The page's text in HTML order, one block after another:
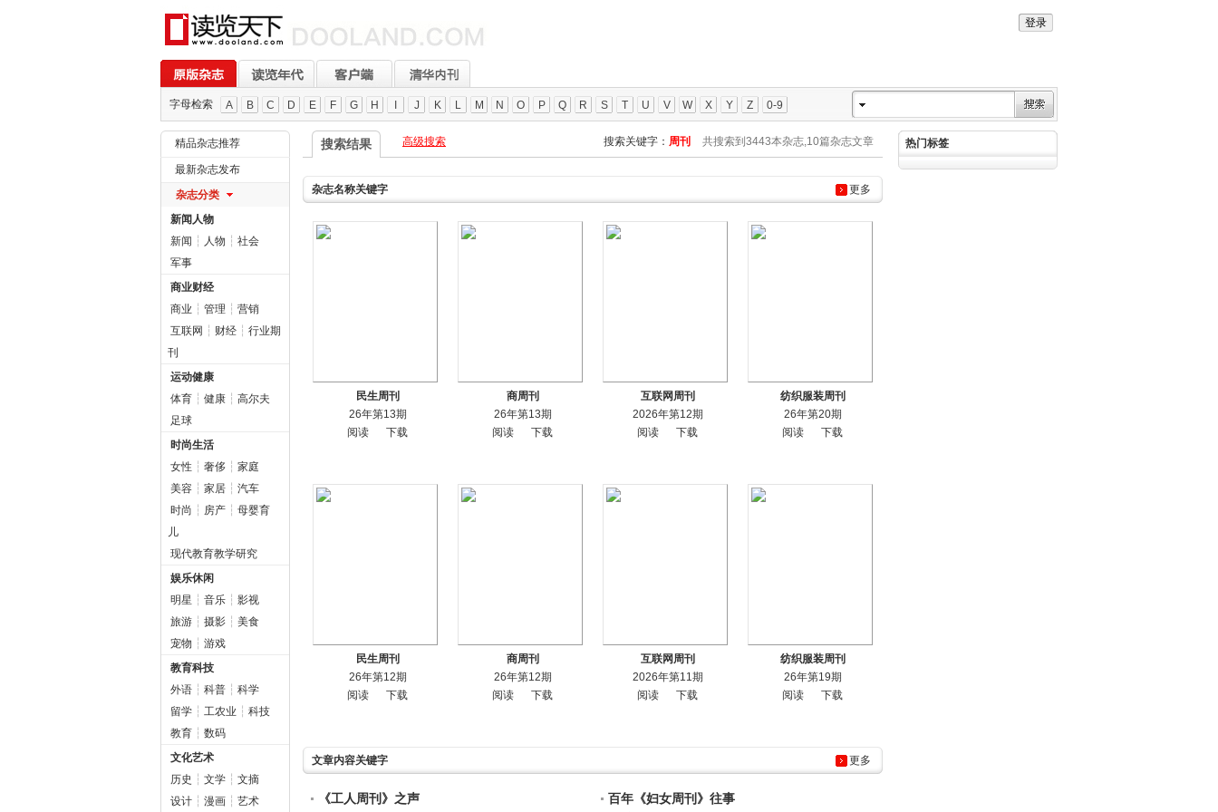
字母检索 A B C D E F G H J K L M N O P Q R S T U V W X Y Z 0-9
精品杂志推荐
最新杂志发布
杂志分类
新闻人物
新闻 ┆ 人物 ┆ 社会
军事
商业财经
商业 ┆ 管理 ┆ 营销
互联网 ┆ 财经 ┆ 行业期
刊
运动健康
体育 ┆ 健康 ┆ 高尔夫
足球
时尚生活
女性 ┆ 奢侈 ┆ 家庭
美容 ┆ 家居 ┆ 汽车
时尚 ┆ 房产 ┆ 母婴育
儿
现代教育教学研究
娱乐休闲
明星 ┆ 音乐 ┆ 影视
旅游 ┆ 摄影 ┆ 美食
宠物 ┆ 游戏
教育科技
外语 ┆ 科普 ┆ 科学
留学 ┆ 工农业 ┆ 科技
教育 ┆ 数码
文化艺术
历史 ┆ 文学 ┆ 文摘
设计 ┆ 漫画 ┆ 艺术
搜索结果 高级搜索 搜索关键字： 周刊 共搜索到3443本杂志,10篇杂志文章
杂志名称关键字 更多
民生周刊
26年第13期
阅读
下载
商周刊
26年第13期
阅读
下载
互联网周刊
2026年第12期
阅读
下载
纺织服装周刊
26年第20期
阅读
下载
民生周刊
26年第12期
阅读
下载
商周刊
26年第12期
阅读
下载
互联网周刊
2026年第11期
阅读
下载
纺织服装周刊
26年第19期
阅读
下载
文章内容关键字 更多
《工人周刊》之声 百年《妇女周刊》往事
热门标签